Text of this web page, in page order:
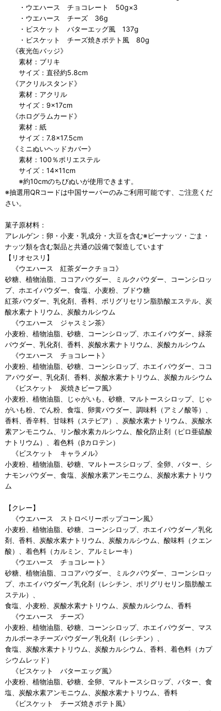
・ウエハース チョコレート 50g×3
・ウエハース チーズ 36g
・ビスケット バターエッグ風 137g
・ビスケット チーズ焼きポテト風 80g
《夜光缶バッジ》
素材：ブリキ
サイズ：直径約5.8cm
《アクリルスタンド》
素材：アクリル
サイズ：9×17cm
《ホログラムカード》
素材：紙
サイズ：7.8×17.5cm
《ミニぬいヘッドカバー》
素材：100％ポリエステル
サイズ：14×11cm
※約10cmのちびぬいが使用できます。
※抽選用QRコードは中国サーバーのみご利用可能です、ご注意くだ
さい。
菓子原材料：
アレルゲン：卵・小麦・乳成分・大豆を含む※ピーナッツ・ごま・
ナッツ類を含む製品と共通の設備で製造しています
【リオセスリ】
《ウエハース 紅茶ダークチョコ》
砂糖、植物油脂、ココアパウダー、ミルクパウダー、コーンシロッ
プ、ホエイパウダー、食塩、小麦粉、ブドウ糖
紅茶パウダー、乳化剤、香料、ポリグリセリン脂肪酸エステル、炭
酸水素ナトリウム、炭酸カルシウム
《ウエハース ジャスミン茶》
小麦粉、植物油脂、砂糖、コーンシロップ、ホエイパウダー、緑茶
パウダー、乳化剤、香料、炭酸水素ナトリウム、炭酸カルシウム
《ウエハース チョコレート》
小麦粉、植物油脂、砂糖、コーンシロップ、ホエイパウダー、ココ
アパウダー、乳化剤、香料、炭酸水素ナトリウム、炭酸カルシウム
《ビスケット 炭焼きビーフ風》
小麦粉、植物油脂、じゃがいも、砂糖、マルトースシロップ、じゃ
がいも粉、でん粉、食塩、卵黄パウダー、調味料（アミノ酸等）、
香料、香辛料、甘味料（ステビア）、炭酸水素ナトリウム、炭酸水
素アンモニウム、リン酸水素カルシウム、酸化防止剤（ピロ亜硫酸
ナトリウム）、着色料（βカロテン）
《ビスケット キャラメル》
小麦粉、植物油脂、砂糖、マルトースシロップ、全卵、バター、シ
ナモンパウダー、食塩、炭酸水素アンモニウム、炭酸水素ナトリウ
ム
【クレー】
《ウエハース ストロベリーポップコーン風》
小麦粉、植物油脂、砂糖、コーンシロップ、ホエイパウダー／乳化
剤、香料、炭酸水素ナトリウム、炭酸カルシウム、酸味料（クエン
酸）、着色料（カルミン、アルミレーキ）
《ウエハース チョコレート》
砂糖、植物油脂、ココアパウダー、ミルクパウダー、コーンシロッ
プ、ホエイパウダー／乳化剤（レシチン、ポリグリセリン脂肪酸エ
ステル）、
食塩、小麦粉、炭酸水素ナトリウム、炭酸カルシウム、香料
《ウエハース チーズ》
小麦粉、植物油脂、砂糖、コーンシロップ、ホエイパウダー、マス
カルポーネチーズパウダー／乳化剤（レシチン）、
食塩、炭酸水素ナトリウム、炭酸カルシウム、香料、着色料（カプ
シウムレッド）
《ビスケット バターエッグ風》
小麦粉、植物油脂、砂糖、全卵、マルトースシロップ、バター、食
塩、炭酸水素アンモニウム、炭酸水素ナトリウム、香料
《ビスケット チーズ焼きポテト風》